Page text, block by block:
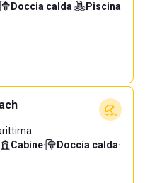
Doccia calda·
Piscina
Cabine· Doccia calda·